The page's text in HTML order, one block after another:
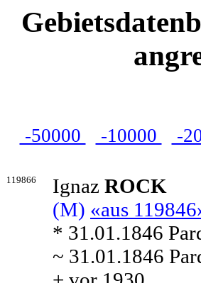
-50000 -10000 -
119866 Ignaz ROCK
(M) «aus
* 31.01.1846
~ 31.01.1846